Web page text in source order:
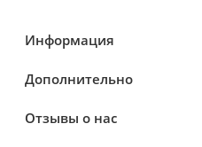
Информация
Дополнительно
Отзывы о нас